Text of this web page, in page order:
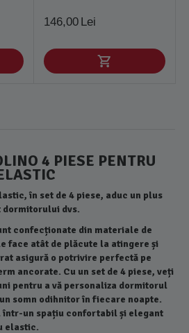
146,00 Lei
4 PIESE PENTRU
în set de 4 piese, aduc un plus
dvs.
confecționate din materiale de
face atât de plăcute la atingere și
asigură o potrivire perfectă pe
ancorate. Cu un set de 4 piese, veți
pentru a vă personaliza dormitorul
somn odihnitor în fiecare noapte.
un spațiu confortabil și elegant
elastic.